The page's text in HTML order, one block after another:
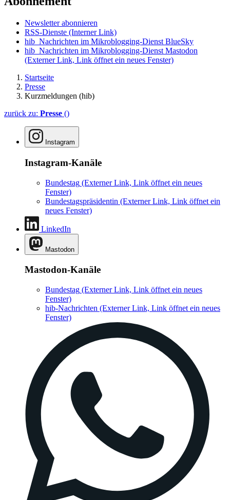
Newsletter abonnieren
RSS-Dienste (Interner Link)
hib_Nachrichten im Mikroblogging-Dienst BlueSky
hib_Nachrichten im Mikroblogging-Dienst Mastodon
(Externer Link, Link öffnet ein neues Fenster)
Startseite
Presse
Kurzmeldungen (hib)
zurück zu: Presse ()
Instagram
Instagram-Kanäle
Bundestag (Externer Link, Link öffnet ein neues
Fenster)
Bundestagspräsidentin (Externer Link, Link öffnet ein
neues Fenster)
LinkedIn
Mastodon
Mastodon-Kanäle
Bundestag (Externer Link, Link öffnet ein neues
Fenster)
hib-Nachrichten (Externer Link, Link öffnet ein neues
Fenster)